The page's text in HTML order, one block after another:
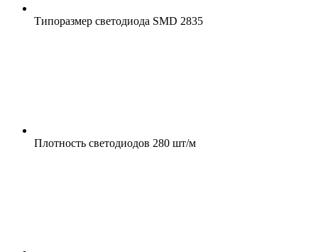
Типоразмер светодиода SMD 2835
Плотность светодиодов 280 шт/м